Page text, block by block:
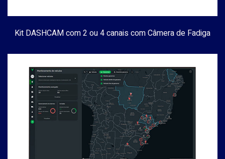
Kit DASHCAM com 2 ou 4 canais com Câmera de Fadiga